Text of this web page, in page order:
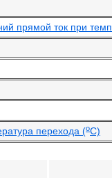
прямой ток при
перехода (oС)